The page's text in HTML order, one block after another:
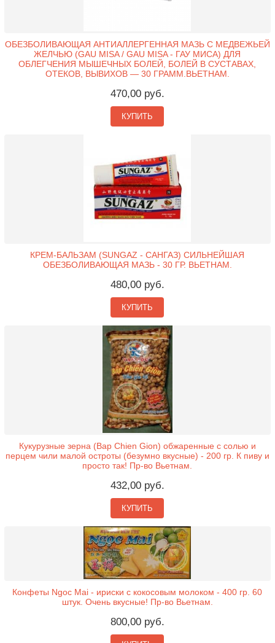
ОБЕЗБОЛИВАЮЩАЯ АНТИАЛЛЕРГЕННАЯ МАЗЬ С МЕДВЕЖЬЕЙ
ЖЕЛЧЬЮ (GAU MISA / GAU MISA - ГАУ МИСА) ДЛЯ
ОБЛЕГЧЕНИЯ МЫШЕЧНЫХ БОЛЕЙ, БОЛЕЙ В СУСТАВАХ,
ОТЕКОВ, ВЫВИХОВ — 30 ГРАММ.ВЬЕТНАМ.
470,00 руб.
КУПИТЬ
КРЕМ-БАЛЬЗАМ (SUNGAZ - САНГАЗ) СИЛЬНЕЙШАЯ
ОБЕЗБОЛИВАЮЩАЯ МАЗЬ - 30 ГР. ВЬЕТНАМ.
480,00 руб.
КУПИТЬ
Кукурузные зерна (Bap Chien Gion) обжаренные с солью и
перцем чили малой остроты (безумно вкусные) - 200 гр. К пиву и
просто так! Пр-во Вьетнам.
432,00 руб.
КУПИТЬ
Конфеты Ngoc Mai - ириски с кокосовым молоком - 400 гр. 60
штук. Очень вкусные! Пр-во Вьетнам.
800,00 руб.